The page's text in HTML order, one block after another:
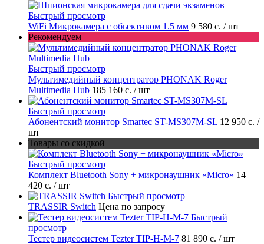
Быстрый просмотр
WiFi Микрокамера с обьективом 1.5 мм 9 580 с. / шт
Рекомендуем
Быстрый просмотр
Мультимедийный концентратор PHONAK Roger
Multimedia Hub 185 160 с. / шт
Быстрый просмотр
Абонентский монитор Smartec ST-MS307M-SL 12 950 с. /
шт
Товары со скидкой
Быстрый просмотр
Комплект Bluetooth Sony + микронаушник «Micro» 14
420 с. / шт
Быстрый просмотр
TRASSIR Switch Цена по запросу
Быстрый
просмотр
Тестер видеосистем Tezter TIP-H-M-7 81 890 с. / шт